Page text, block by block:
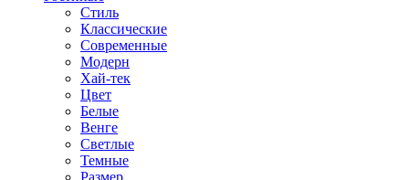
Стиль
Классические
Современные
Модерн
Хай-тек
Цвет
Белые
Венге
Светлые
Темные
Размер